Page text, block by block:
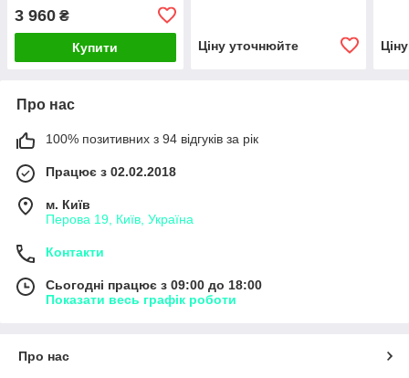
3 960 ₴
Купити Ціну уточнюйте
Про нас
100% позитивних з 94 відгуків за рік
Працює з 02.02.2018
м. Київ
Перова 19, Київ, Україна
Контакти
Сьогодні працює з 09:00 до 18:00
Показати весь графік роботи
Про нас